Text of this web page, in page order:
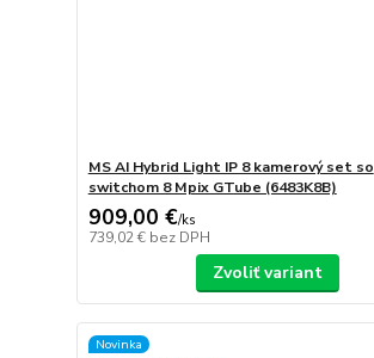
MS AI Hybrid Light IP 8 kamerový set so
switchom 8 Mpix GTube (6483K8B)
909,00 €/ks
739,02 € bez DPH
Zvoliť variant
Novinka